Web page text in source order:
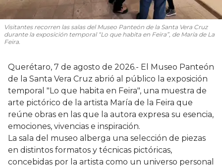
Visitantes recorren las salas del Museo Panteón de la Santa Vera Cruz
durante la exposición temporal “Lo que habita en Feira”, de María de La
Feira.
Querétaro, 7 de agosto de 2026.- El Museo Panteón
de la Santa Vera Cruz abrió al público la exposición
temporal "Lo que habita en Feira", una muestra de
arte pictórico de la artista María de la Feira que
reúne obras en las que la autora expresa su esencia,
emociones, vivencias e inspiración.
La sala del museo alberga una selección de piezas
en distintos formatos y técnicas pictóricas,
concebidas por la artista como un universo personal